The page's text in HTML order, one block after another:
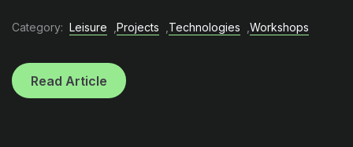
Category: Leisure Projects Technologies Workshops
Read Article